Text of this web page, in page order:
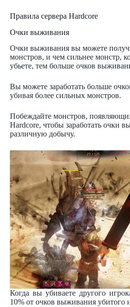
Правила сервера Hardcore
Очки выживания
Очки выживания вы можете
монстров, и чем сильнее монстр,
убьете, тем больше очков
Вы можете заработать больше
убивая более сильных монстров.
Побеждайте монстров,
Hardcore, чтобы заработать очки
различную добычу.
Когда вы убиваете другого
10% от очков выживания убитого